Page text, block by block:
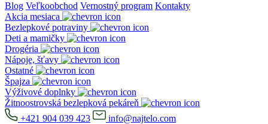
Blog Veľkoobchod Vernostný program Kontakty
Akcia mesiaca
Bezlepkové potraviny
Deti a mamičky
Drogéria
Nápoje, šťavy
Ostatné
Špajza
Výživové doplnky
Žitnoostrovská bezlepková pekáreň
+421 904 039 423
info@najtelo.com